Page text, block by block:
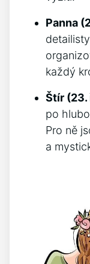
Panna
každý
Štír (23.
po
Pro ně
a